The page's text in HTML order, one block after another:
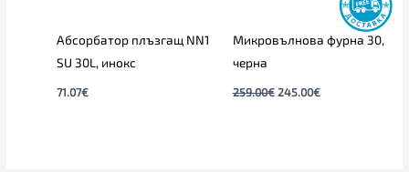
Абсорбатор плъзгащ NN1
SU 30L, инокс
71.07€
Микровълнова фурна 30,
черна
259.00€ 245.00€